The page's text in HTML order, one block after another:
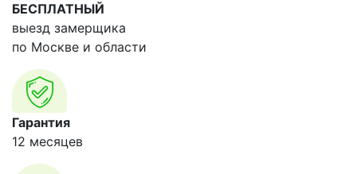
БЕСПЛАТНЫЙ
выезд замерщика
по Москве и области
Гарантия
12 месяцев